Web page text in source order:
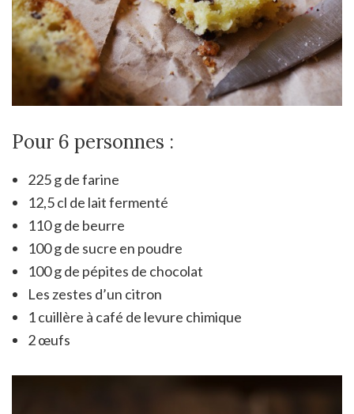
Pour 6 personnes :
225 g de farine
12,5 cl de lait fermenté
110 g de beurre
100 g de sucre en poudre
100 g de pépites de chocolat
Les zestes d’un citron
1 cuillère à café de levure chimique
2 œufs